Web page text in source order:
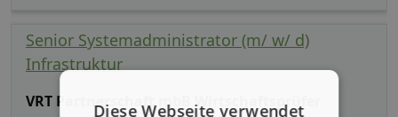
Senior Systemadministrator (m/ w/ d)
Infrastruktur
VRT Partnerschaft mbB Wirtschaftsprüfer
Diese Webseite verwendet